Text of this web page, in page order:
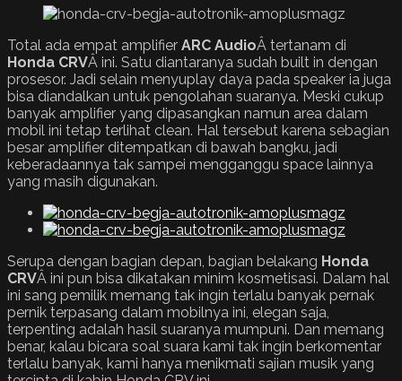
Total ada empat amplifier ARC AudioÂ tertanam di
Honda CRVÂ ini. Satu diantaranya sudah built in dengan
prosesor. Jadi selain menyuplay daya pada speaker ia juga
bisa diandalkan untuk pengolahan suaranya. Meski cukup
banyak amplifier yang dipasangkan namun area dalam
mobil ini tetap terlihat clean. Hal tersebut karena sebagian
besar amplifier ditempatkan di bawah bangku, jadi
keberadaannya tak sampei mengganggu space lainnya
yang masih digunakan.
Serupa dengan bagian depan, bagian belakang Honda
CRVÂ ini pun bisa dikatakan minim kosmetisasi. Dalam hal
ini sang pemilik memang tak ingin terlalu banyak pernak
pernik terpasang dalam mobilnya ini, elegan saja,
terpenting adalah hasil suaranya mumpuni. Dan memang
benar, kalau bicara soal suara kami tak ingin berkomentar
terlalu banyak, kami hanya menikmati sajian musik yang